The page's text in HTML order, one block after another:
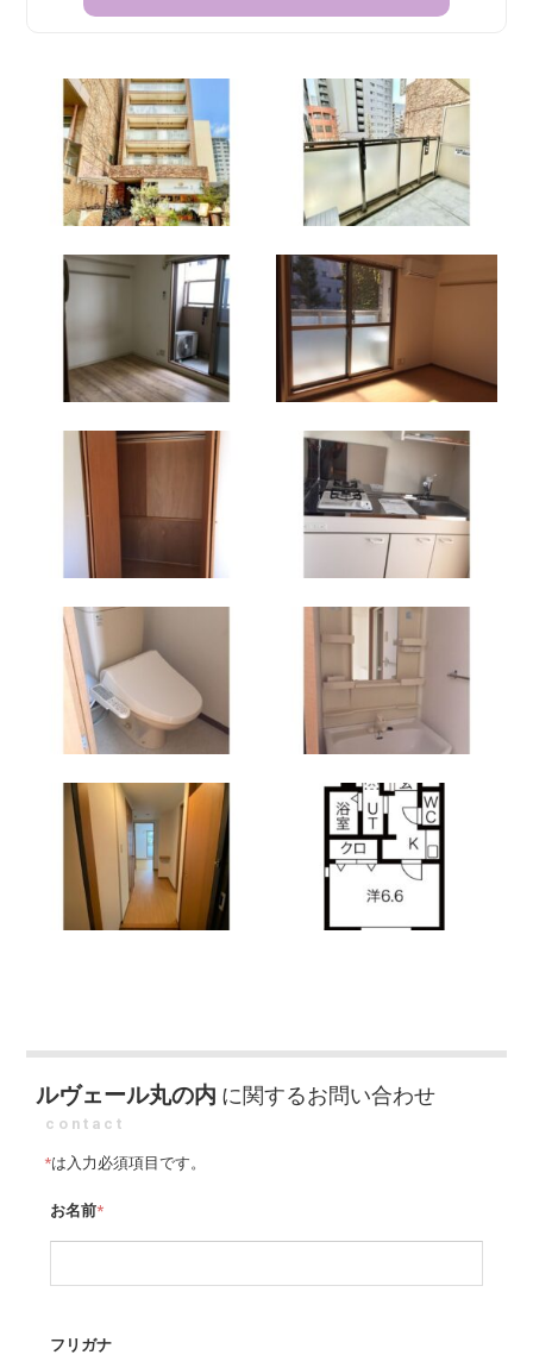
ルヴェール丸の内 に関するお問い合わせ
contact
*は入力必須項目です。
お名前*
フリガナ